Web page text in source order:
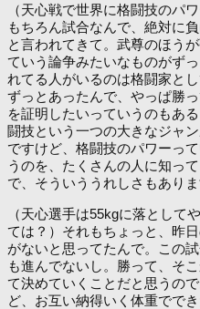
（天心戦で世界に格闘技のパ
もちろん試合なんで、絶対に
と言われてきて。武尊のほう
ていう論争みたいなものがず
れてる人がいるのは格闘家と
ずっとあったんで、やっぱ勝
を証明したいっていうのもあ
闘技という一つの大きなジャ
ですけど、格闘技のパワーっ
うのを、たくさんの人に知っ
で、そういううれしさもありま
（天心選手は55kgに落として
ては？）それもちょっと、昨
がないと思ってたんで。この
も進んでないし。勝って、そ
て決めていくことだと思うの
ど、お互い納得いく体重でで